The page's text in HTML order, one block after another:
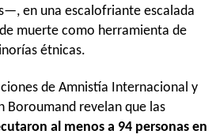
en una escalofriante escalada
muerte como herramienta de
étnicas.
de Amnistía Internacional y
Boroumand revelan que las
al menos a 94 personas en